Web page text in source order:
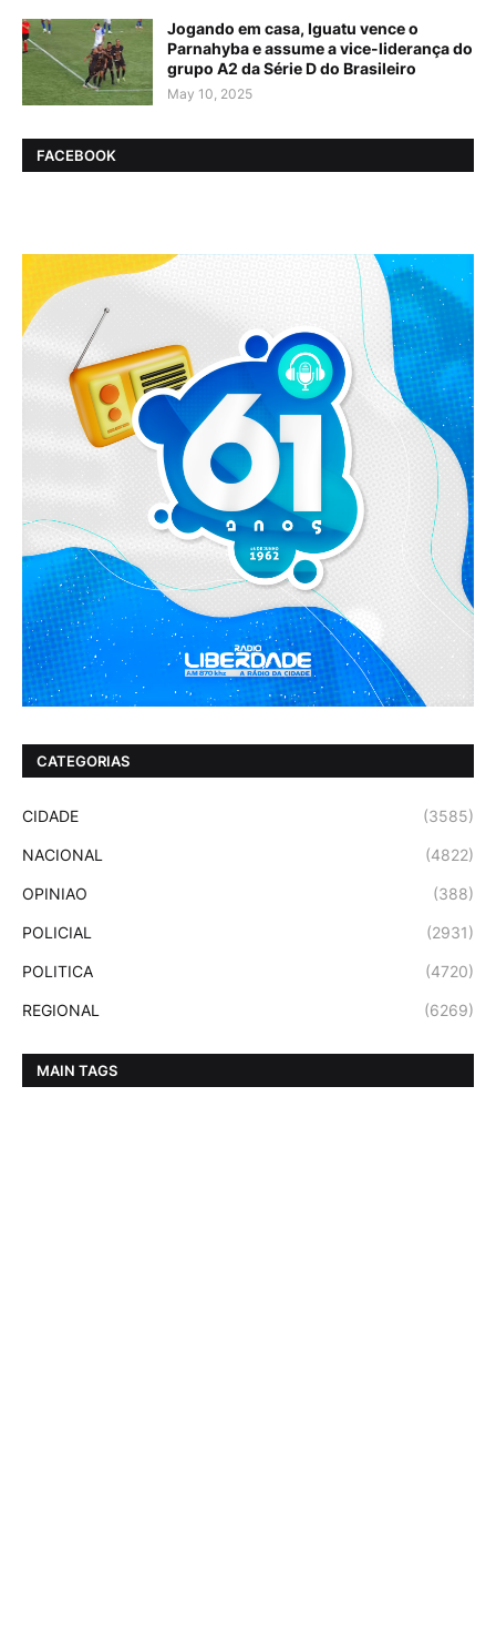
Jogando em casa, Iguatu vence o
Parnahyba e assume a vice-liderança do
grupo A2 da Série D do Brasileiro
May 10, 2025
FACEBOOK
CATEGORIAS
CIDADE (3585)
NACIONAL (4822)
OPINIAO (388)
POLICIAL (2931)
POLITICA (4720)
REGIONAL (6269)
MAIN TAGS